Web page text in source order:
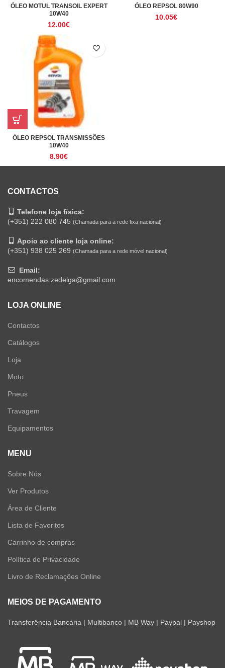
ÓLEO MOTUL TRANSOIL EXPERT
10W40
12.00€
ÓLEO REPSOL 80W90
10.05€
ÓLEO REPSOL TRANSMISSÕES
10W40
8.90€
CONTACTOS
Telefone loja física:
(+351) 222 080 745 (Chamada para a rede fixa nacional)
Apoio ao cliente loja online:
(+351) 938 025 269 (Chamada para a rede móvel nacional)
Email:
encomendas.zedelga@gmail.com
LOJA ONLINE
Contactos
Catálogos
Loja
Moto
Pneus
Travagem
Equipamentos
MENU
Sobre Nós
Ver Produtos
Área de Cliente
Lista de Favoritos
Carrinho de compras
Política de Privacidade
Livro de Reclamações Online
MEIOS DE PAGAMENTO
Transferência Bancária | Multibanco | MB Way | Paypal | Payshop